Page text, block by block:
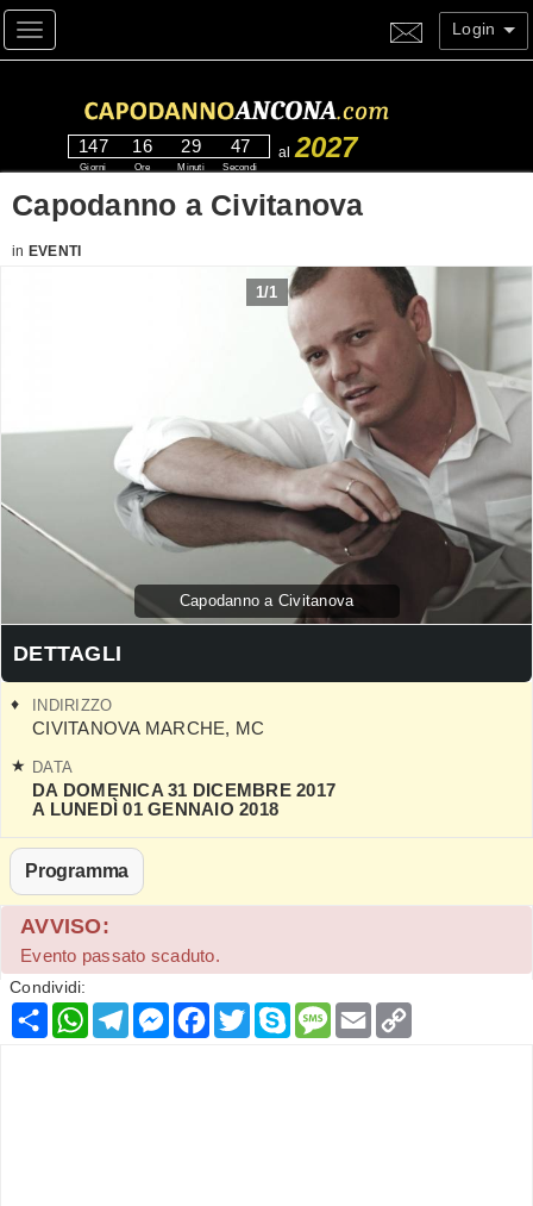
Toggle navigation Login
147
Giorni
16
Ore
29
Minuti
47
Secondi
al 2027
Capodanno a Civitanova
in EVENTI
1/1
Capodanno a Civitanova
DETTAGLI
INDIRIZZO
CIVITANOVA MARCHE, MC
DATA
DA DOMENICA 31 DICEMBRE 2017
A LUNEDÌ 01 GENNAIO 2018
Programma
AVVISO:
Evento passato scaduto.
Condividi:
Condividi
WhatsApp
Telegram
Messenger
Facebook
TwitterSkypeMessage
Email